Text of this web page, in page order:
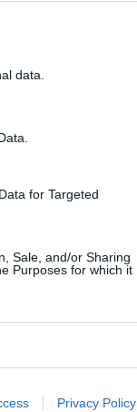
data.
for Targeted
Sale, and/or Sharing
Purposes for which it
Privacy Policy
eilinės
išlipęs
iš
link atlikti
savo